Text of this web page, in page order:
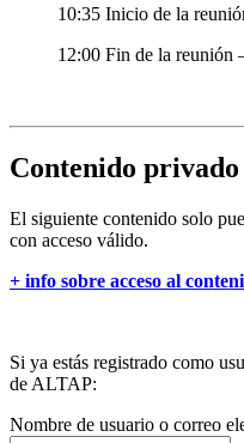
10:35 Inicio de la
12:00 Fin de la reunión
Contenido privado
El siguiente contenido solo
con acceso válido.
+ info sobre acceso al
Si ya estás registrado como
de ALTAP:
Nombre de usuario o correo